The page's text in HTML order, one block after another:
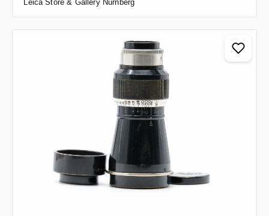
Leica Store & Gallery Nürnberg